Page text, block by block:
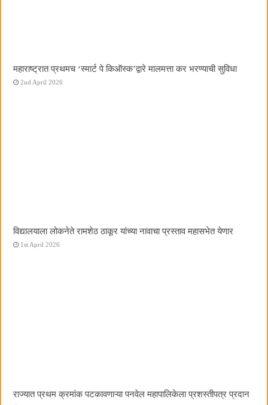
महाराष्ट्रात प्रथमच ‌‘स्मार्ट पे किऑस्क‌’द्वारे मालमत्ता कर भरण्याची सुविधा
2nd April 2026
विद्यालयाला लोकनेते रामशेठ ठाकूर यांच्या नावाचा प्रस्ताव महासभेत येणार
1st April 2026
राज्यात प्रथम क्रमांक पटकावणाऱ्या पनवेल महापालिकेला प्रशस्तीपत्र प्रदान